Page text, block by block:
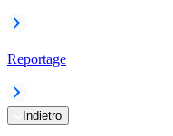
Reportage
Indietro